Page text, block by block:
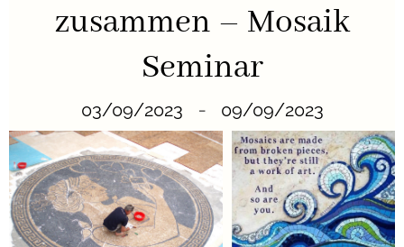
zusammen – Mosaik
Seminar
03/09/2023 – 09/09/2023